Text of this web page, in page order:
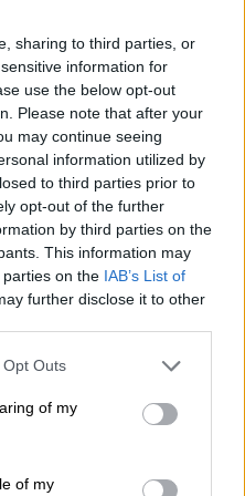
sharing to third parties, or
information for
use the below opt-out
Please note that after your
may continue seeing
information utilized by
to third parties prior to
opt-out of the further
by third parties on the
This information may
on the IAB’s List of
further disclose it to other
uses one or more Google
behaviour. You may click to
and its third-party tags to
purposes in below Google
Outs
of my
of my
σε
- Προοριζόταν
μεταναστών
ρούχα, ένα
μια παράσταση
σύμφωνα με τη
επίσης πολύ